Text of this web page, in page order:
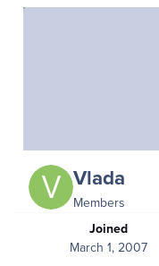
Vlada
Members
Joined
March 1, 2007